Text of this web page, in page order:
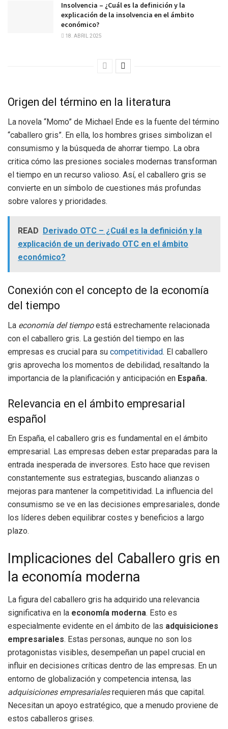
Insolvencia – ¿Cuál es la definición y la
explicación de la insolvencia en el ámbito
económico?
18. ABRIL 2025
Origen del término en la literatura
La novela “Momo” de Michael Ende es la fuente del término
“caballero gris”. En ella, los hombres grises simbolizan el
consumismo y la búsqueda de ahorrar tiempo. La obra
critica cómo las presiones sociales modernas transforman
el tiempo en un recurso valioso. Así, el caballero gris se
convierte en un símbolo de cuestiones más profundas
sobre valores y prioridades.
READ Derivado OTC – ¿Cuál es la definición y la
explicación de un derivado OTC en el ámbito
económico?
Conexión con el concepto de la economía
del tiempo
La economía del tiempoestá estrechamente relacionada
con el caballero gris. La gestión del tiempo en las
empresas es crucial para su competitividad. El caballero
gris aprovecha los momentos de debilidad, resaltando la
importancia de la planificación y anticipación en España.
Relevancia en el ámbito empresarial
español
En España, el caballero gris es fundamental en el ámbito
empresarial. Las empresas deben estar preparadas para la
entrada inesperada de inversores. Esto hace que revisen
constantemente sus estrategias, buscando alianzas o
mejoras para mantener la competitividad. La influencia del
consumismo se ve en las decisiones empresariales, donde
los líderes deben equilibrar costes y beneficios a largo
plazo.
Implicaciones del Caballero gris en
la economía moderna
La figura del caballero gris ha adquirido una relevancia
significativa en la economía moderna. Esto es
especialmente evidente en el ámbito de las adquisiciones
empresariales. Estas personas, aunque no son los
protagonistas visibles, desempeñan un papel crucial en
influir en decisiones críticas dentro de las empresas. En un
entorno de globalización y competencia intensa, las
adquisiciones empresarialesrequieren más que capital.
Necesitan un apoyo estratégico, que a menudo proviene de
estos caballeros grises.